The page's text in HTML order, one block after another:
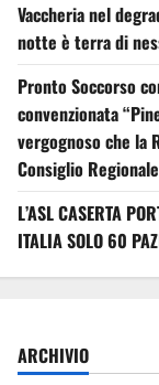
Vaccheria nel
notte è terra di
Pronto Soccorso
convenzionata
vergognoso che la
Consiglio
L’ASL CASERTA
ITALIA SOLO 60
ARCHIVIO